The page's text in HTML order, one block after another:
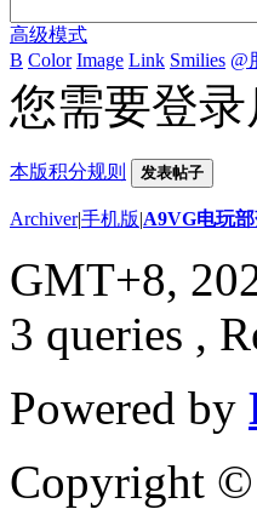
高级模式
B Color Image Link Smilies @
您需要登
本版积分规则 发表帖子
Archiver|手机版|A9VG电玩
GMT+8,
3 queries ,
Powered by
Copyright ©